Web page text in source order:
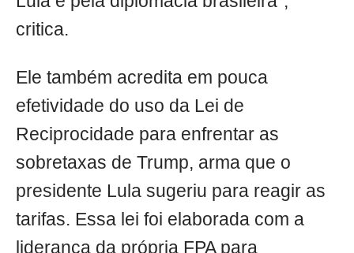
critica.
Ele também acredita em pouca
efetividade do uso da Lei de
Reciprocidade para enfrentar as
sobretaxas de Trump, arma que o
presidente Lula sugeriu para reagir as
tarifas. Essa lei foi elaborada com a
liderança da própria FPA para